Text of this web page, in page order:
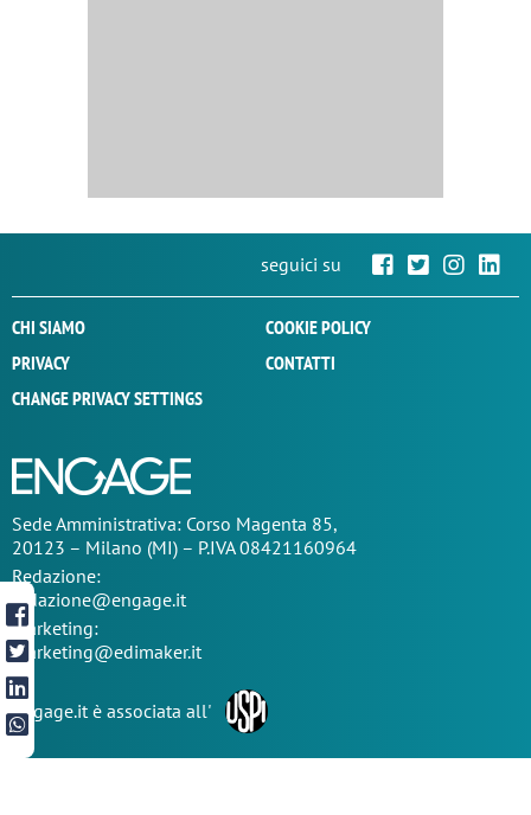
seguici su
CHI SIAMO
COOKIE POLICY
PRIVACY
CONTATTI
CHANGE PRIVACY SETTINGS
SedeAmministrativa: Corso Magenta 85,
20123 – Milano (MI) – P.IVA 08421160964
Redazione:
redazione@engage.it
Marketing:
marketing@edimaker.it
Engage.it è associata all'